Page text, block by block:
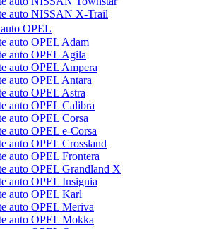
auto NISSAN X-Trail
OPEL
auto OPEL Adam
auto OPEL Agila
auto OPEL Ampera
auto OPEL Antara
auto OPEL Astra
auto OPEL Calibra
auto OPEL Corsa
auto OPEL e-Corsa
auto OPEL Crossland
auto OPEL Frontera
auto OPEL Grandland X
auto OPEL Insignia
auto OPEL Karl
auto OPEL Meriva
auto OPEL Mokka